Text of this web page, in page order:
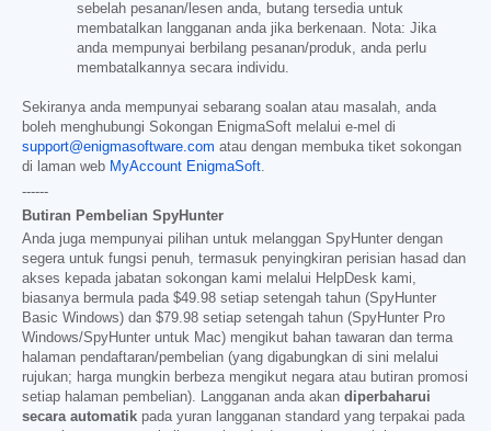
sebelah pesanan/lesen anda, butang tersedia untuk
membatalkan langganan anda jika berkenaan. Nota: Jika
anda mempunyai berbilang pesanan/produk, anda perlu
membatalkannya secara individu.
Sekiranya anda mempunyai sebarang soalan atau masalah, anda
boleh menghubungi Sokongan EnigmaSoft melalui e-mel di
support@enigmasoftware.com atau dengan membuka tiket sokongan
di laman web MyAccount EnigmaSoft.
------
Butiran Pembelian SpyHunter
Anda juga mempunyai pilihan untuk melanggan SpyHunter dengan
segera untuk fungsi penuh, termasuk penyingkiran perisian hasad dan
akses kepada jabatan sokongan kami melalui HelpDesk kami,
biasanya bermula pada $49.98 setiap setengah tahun (SpyHunter
Basic Windows) dan $79.98 setiap setengah tahun (SpyHunter Pro
Windows/SpyHunter untuk Mac) mengikut bahan tawaran dan terma
halaman pendaftaran/pembelian (yang digabungkan di sini melalui
rujukan; harga mungkin berbeza mengikut negara atau butiran promosi
setiap halaman pembelian). Langganan anda akan diperbaharui
secara automatik pada yuran langganan standard yang terpakai pada